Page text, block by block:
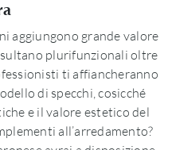
aggiungono grande valore
plurifunzionali oltre
ti affiancheranno
di specchi, cosicché
e il valore estetico del
all’arredamento?